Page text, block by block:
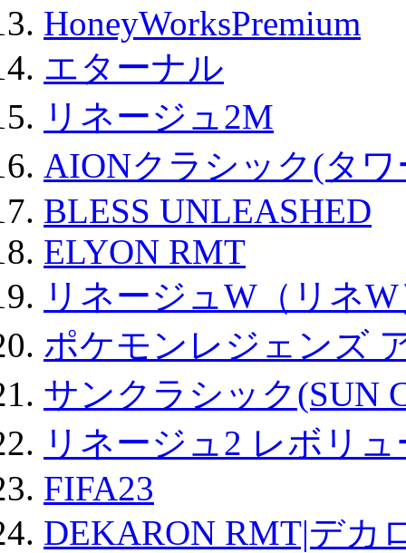
HoneyWorksPremium
エターナル
リネージュ2M
AIONクラシック(タ
BLESS UNLEASHED
ELYON RMT
リネージュW（リネ
ポケモンレジェンズ
サンクラシック(SUN
リネージュ2 レボリ
FIFA23
DEKARON RMT|デカ